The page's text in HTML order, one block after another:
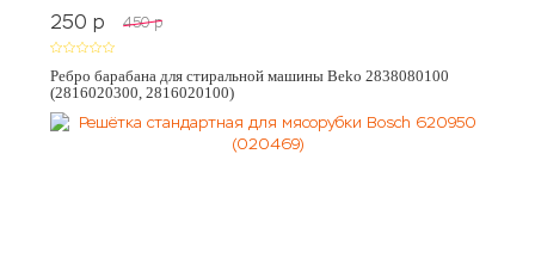
250 p 450 p
Ребро барабана для стиральной машины Beko 2838080100
(2816020300, 2816020100)